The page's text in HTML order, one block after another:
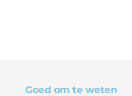
Goed om te weten